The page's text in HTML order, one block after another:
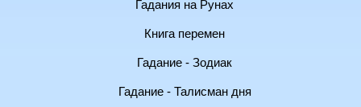
Гадания на Рунах
Книга перемен
Гадание - Зодиак
Гадание - Талисман дня